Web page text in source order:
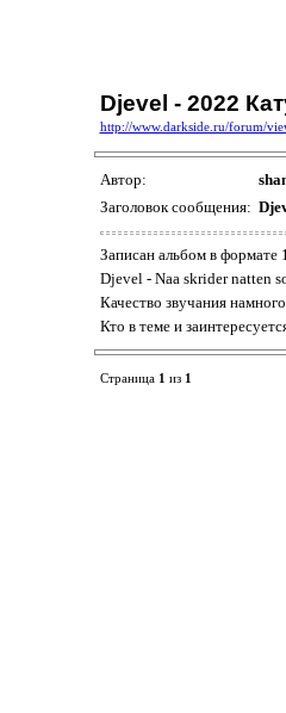
Djevel - 2022
http://www.darkside.ru/forum/
Автор:
Заголовок сообщения:
Записан альбом в
Djevel - Naa skrider natten
Качество звучания
Кто в теме и
Страница 1 из 1